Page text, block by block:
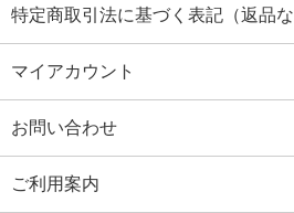
特定商取引法に基づく表記（返品な
マイアカウント
お問い合わせ
ご利用案内